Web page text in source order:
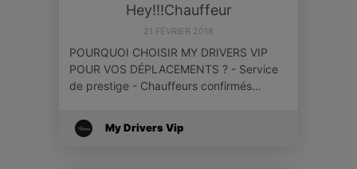
Hey!!!Chauffeur
21 FÉVRIER 2018
POURQUOI CHOISIR MY DRIVERS VIP
POUR VOS DÉPLACEMENTS ? - Service
de prestige - Chauffeurs confirmés…
My Drivers Vip